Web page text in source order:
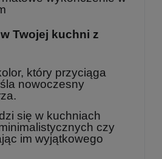
Twojej kuchni z
który przyciąga
nowoczesny
się w kuchniach
czy
im wyjątkowego